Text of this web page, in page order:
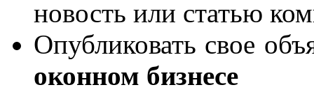
новость или статью
Опубликовать свое
оконном бизнесе